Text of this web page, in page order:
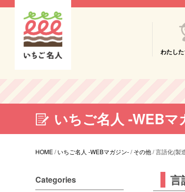
わたし
いちご名人 -WEBマ
HOME/いちご名人 -WEBマガジン-/その他/言語化(製
言
Categories